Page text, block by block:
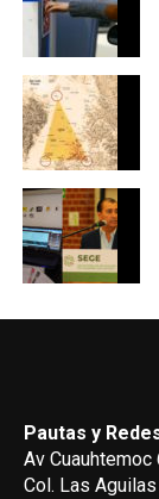
Pautas y
Av Cuauhtemoc
Col. Las